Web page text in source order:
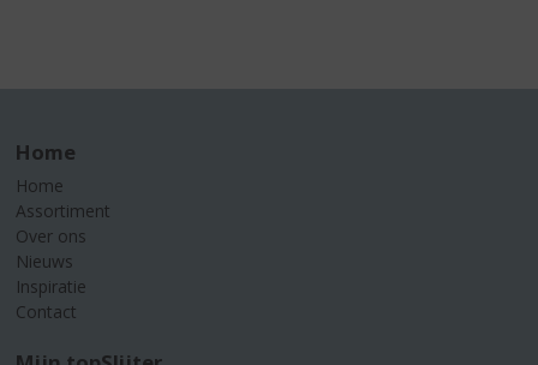
Home
Home
Assortiment
Over ons
Nieuws
Inspiratie
Contact